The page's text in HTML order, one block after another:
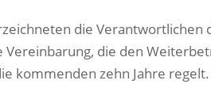
die Verantwortlichen
Vereinbarung, die den
kommenden zehn Jahre